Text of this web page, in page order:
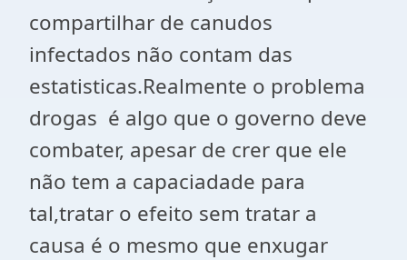
compartilhar de canudos
infectados não contam das
estatisticas.Realmente o problema
drogas é algo que o governo deve
combater, apesar de crer que ele
não tem a capaciadade para
tal,tratar o efeito sem tratar a
causa é o mesmo que enxugar